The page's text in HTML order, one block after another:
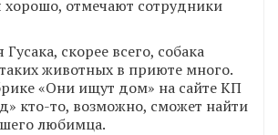
хорошо, отмечают сотрудники
скорее всего, собака
животных в приюте много.
«Они ищут дом» на сайте КП
кто-то, возможно, сможет найти
любимца.